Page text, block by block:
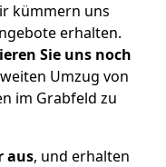
kümmern uns
erhalten.
Sie uns noch
Umzug von
im Grabfeld zu
aus, und erhalten